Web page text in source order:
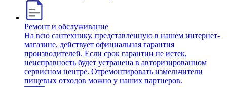
Ремонт и обслуживание
На всю сантехнику, представленную в нашем интернет-
магазине, действует официальная гарантия
производителей. Если срок гарантии не истек,
неисправность будет устранена в авторизированном
сервисном центре. Отремонтировать измельчители
пищевых отходов можно у наших партнеров.